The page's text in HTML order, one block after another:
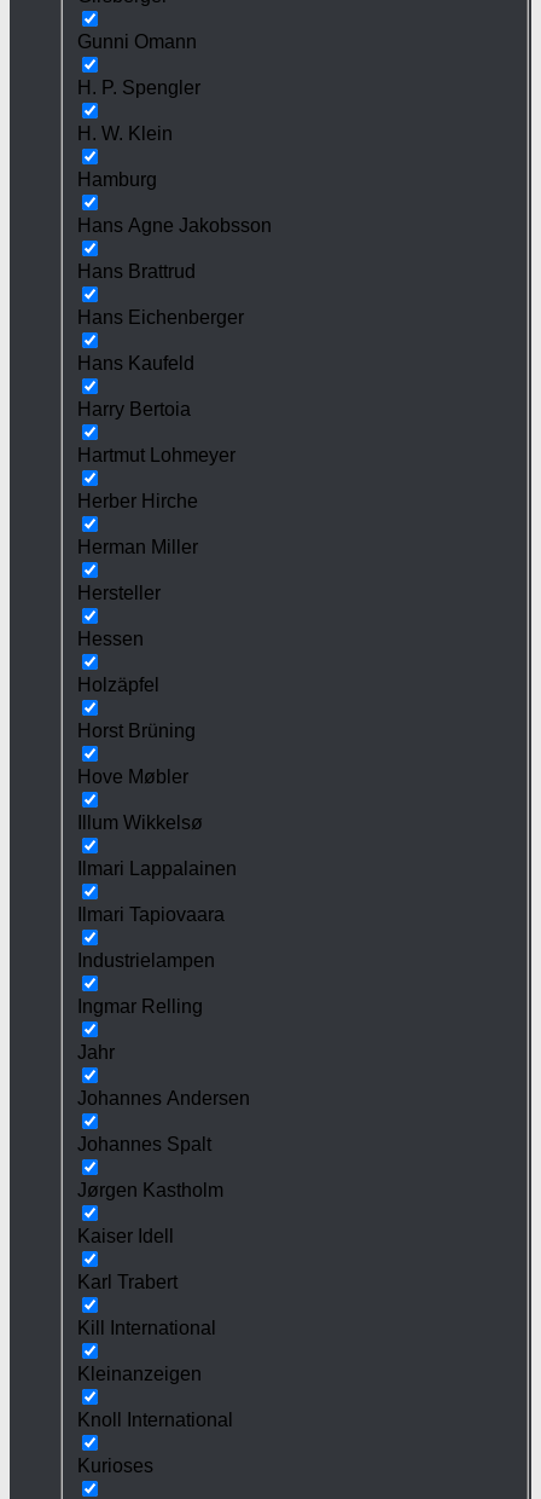
Gunni Omann
H. P. Spengler
H. W. Klein
Hamburg
Hans Agne Jakobsson
Hans Brattrud
Hans Eichenberger
Hans Kaufeld
Harry Bertoia
Hartmut Lohmeyer
Herber Hirche
Herman Miller
Hersteller
Hessen
Holzäpfel
Horst Brüning
Hove Møbler
Illum Wikkelsø
Ilmari Lappalainen
Ilmari Tapiovaara
Industrielampen
Ingmar Relling
Jahr
Johannes Andersen
Johannes Spalt
Jørgen Kastholm
Kaiser Idell
Karl Trabert
Kill International
Kleinanzeigen
Knoll International
Kurioses